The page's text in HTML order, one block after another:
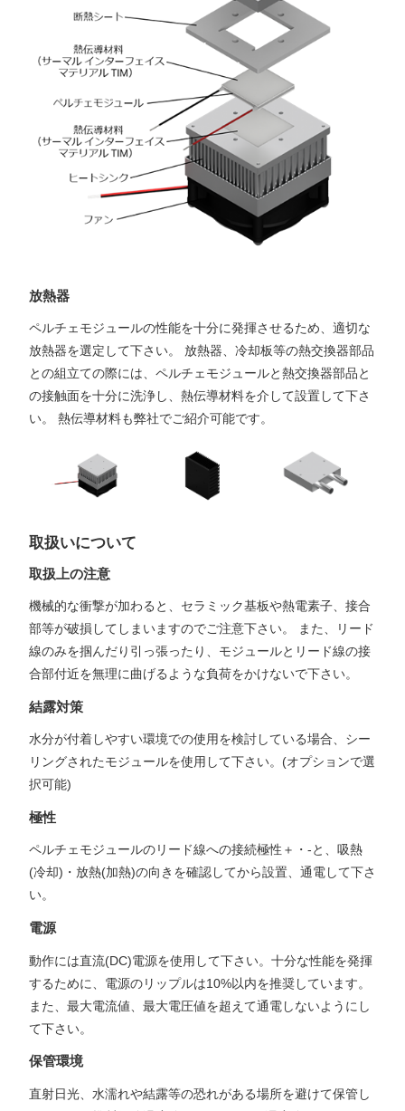
放熱器
ペルチェモジュールの性能を十分に発揮させるため、適切な
放熱器を選定して下さい。 放熱器、冷却板等の熱交換器部品
との組立ての際には、ペルチェモジュールと熱交換器部品と
の接触面を十分に洗浄し、熱伝導材料を介して設置して下さ
い。 熱伝導材料も弊社でご紹介可能です。
取扱いについて
取扱上の注意
機械的な衝撃が加わると、セラミック基板や熱電素子、接合
部等が破損してしまいますのでご注意下さい。 また、リード
線のみを掴んだり引っ張ったり、モジュールとリード線の接
合部付近を無理に曲げるような負荷をかけないで下さい。
結露対策
水分が付着しやすい環境での使用を検討している場合、シー
リングされたモジュールを使用して下さい。(オプションで選
択可能)
極性
ペルチェモジュールのリード線への接続極性＋・-と、吸熱
(冷却)・放熱(加熱)の向きを確認してから設置、通電して下さ
い。
電源
動作には直流(DC)電源を使用して下さい。十分な性能を発揮
するために、電源のリップルは10%以内を推奨しています。
また、最大電流値、最大電圧値を超えて通電しないようにし
て下さい。
保管環境
直射日光、水濡れや結露等の恐れがある場所を避けて保管し